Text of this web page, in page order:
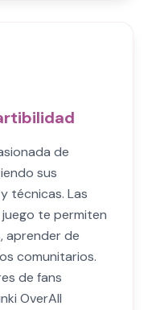
de
sus
técnicas. Las
te permiten
aprender de
comunitarios.
de fans
OverAll